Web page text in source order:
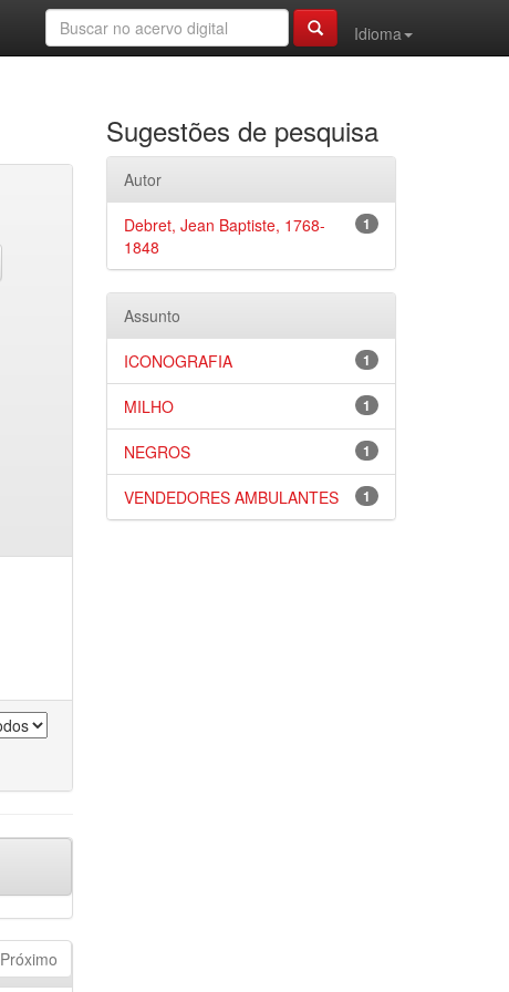
Idioma
Próximo
Sugestões de pesquisa
Autor
1
Debret, Jean Baptiste, 1768-
1848
Assunto
1
ICONOGRAFIA
1
MILHO
1
NEGROS
1
VENDEDORES AMBULANTES